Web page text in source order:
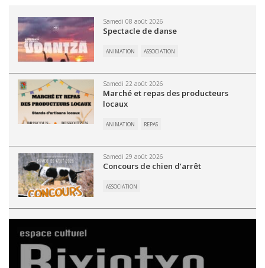
Samedi 08 août 2026
Spectacle de danse
ANIMATION ASSOCIATION
Samedi 22 août 2026
Marché et repas des producteurs
locaux
ANIMATION REPAS
Samedi 29 août 2026
Concours de chien d’arrêt
ASSOCIATION